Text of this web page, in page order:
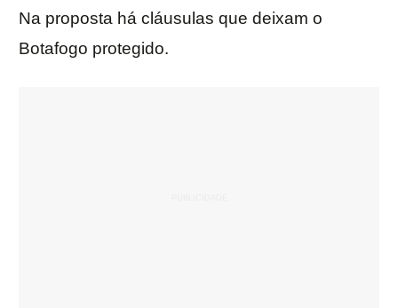
Na proposta há cláusulas que deixam o
Botafogo protegido.